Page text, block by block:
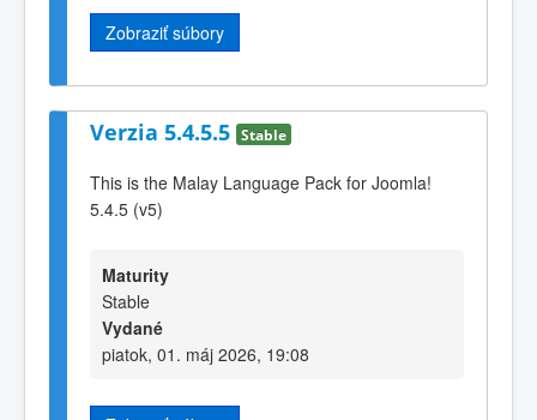
Zobraziť súbory
Verzia 5.4.5.5 Stable
This is the Malay Language Pack for Joomla!
5.4.5 (v5)
Maturity
Stable
Vydané
piatok, 01. máj 2026, 19:08